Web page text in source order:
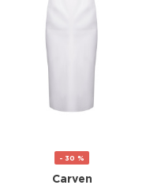
- 30 %
Carven